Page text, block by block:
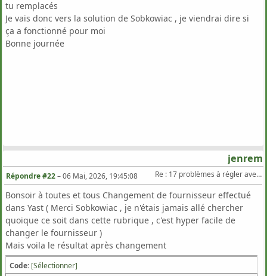
tu remplacés
Je vais donc vers la solution de Sobkowiac , je viendrai dire si
ça a fonctionné pour moi
Bonne journée
jenrem
Re : 17 problèmes à régler avec Zypper Dup sur TW
Répondre #22–06 Mai, 2026, 19:45:08
Bonsoir à toutes et tous Changement de fournisseur effectué
dans Yast ( Merci Sobkowiac , je n'étais jamais allé chercher
quoique ce soit dans cette rubrique , c'est hyper facile de
changer le fournisseur )
Mais voila le résultat après changement
Code: [Sélectionner]